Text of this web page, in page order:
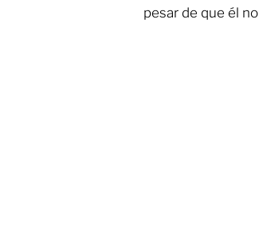
pesar de que él no